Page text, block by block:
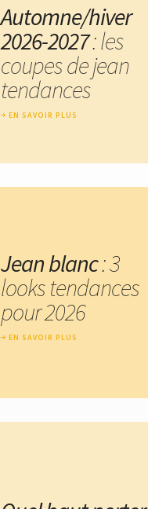
Automne/hiver
2026-2027: les
coupes de jean
tendances
EN SAVOIR PLUS
Jean blanc: 3
looks tendances
pour 2026
EN SAVOIR PLUS